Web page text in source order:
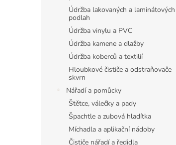
Údržba lakovaných a laminátových
podlah
Údržba vinylu a PVC
Údržba kamene a dlažby
Údržba koberců a textilií
Hloubkové čističe a odstraňovače
skvrn
Nářadí a pomůcky
Štětce, válečky a pady
Špachtle a zubová hladítka
Míchadla a aplikační nádoby
Čističe nářadí a ředidla